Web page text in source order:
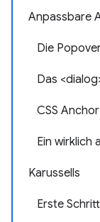
Anpassbare
Die
Das
CSS
Ein wirklich
Karussells
Erste